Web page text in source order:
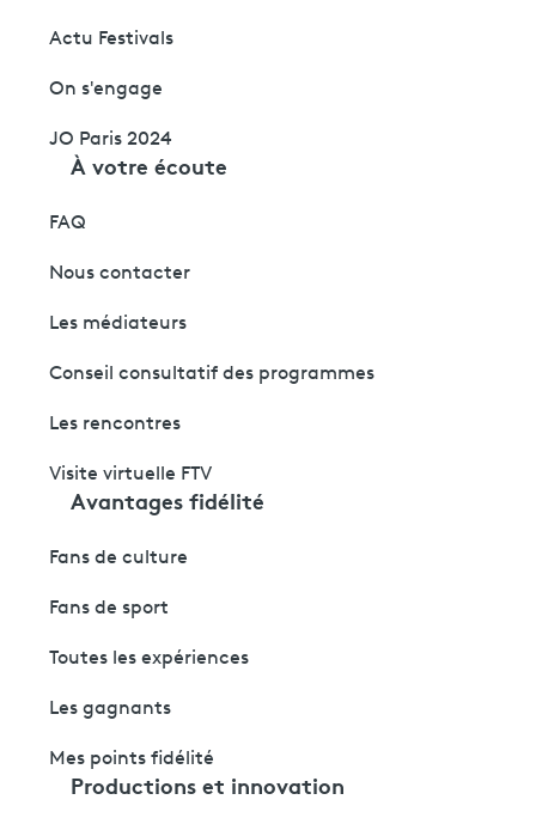
Actu Festivals
On s'engage
JO Paris 2024
À votre écoute
FAQ
Nous contacter
Les médiateurs
Conseil consultatif des programmes
Les rencontres
Visite virtuelle FTV
Avantages fidélité
Fans de culture
Fans de sport
Toutes les expériences
Les gagnants
Mes points fidélité
Productions et innovation